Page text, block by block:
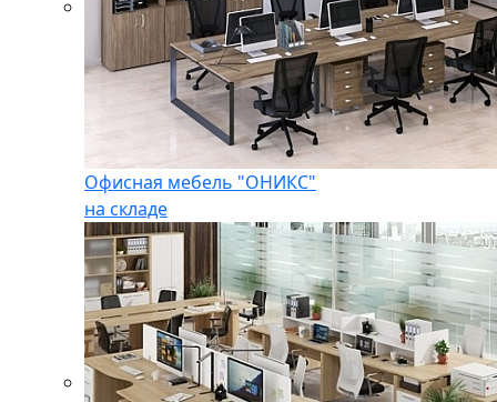
Офисная мебель "ОНИКС"
на складе